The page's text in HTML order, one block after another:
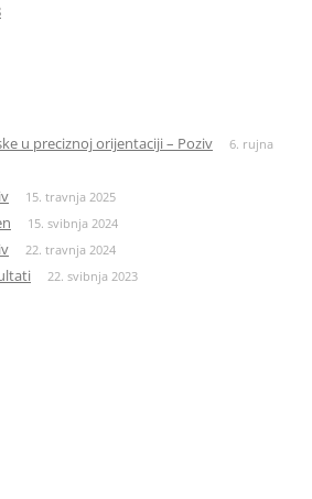
u preciznoj orijentaciji – Poziv
6. rujna
15. travnja 2025
15. svibnja 2024
22. travnja 2024
22. svibnja 2023